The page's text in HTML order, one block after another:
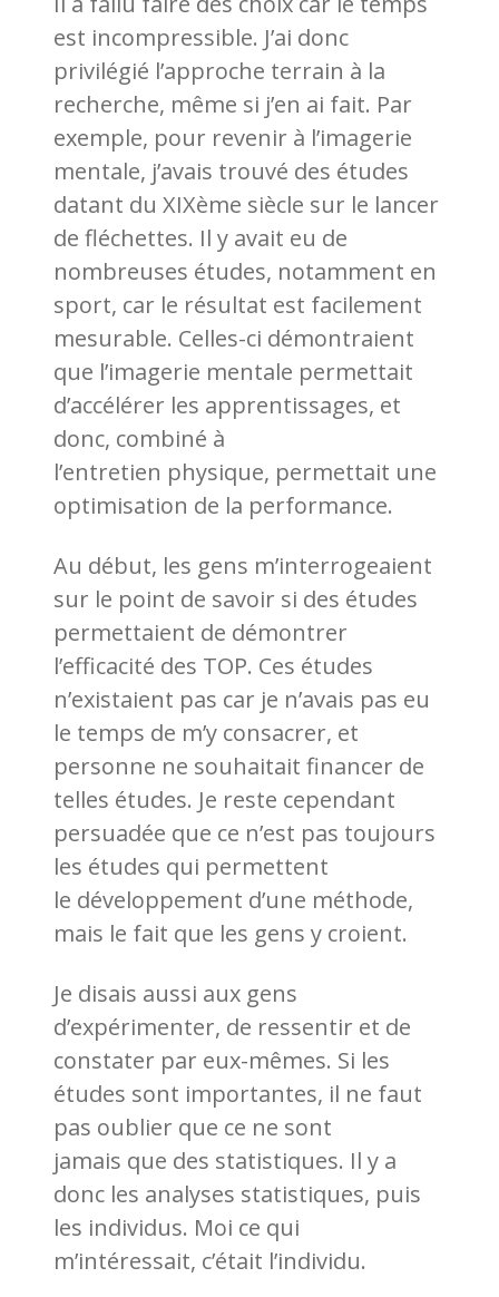
est incompressible. J’ai donc
privilégié l’approche terrain à la
recherche, même si j’en ai fait. Par
exemple, pour revenir à l’imagerie
mentale, j’avais trouvé des études
datant du XIXème siècle sur le lancer
de fléchettes. Il y avait eu de
nombreuses études, notamment en
sport, car le résultat est facilement
mesurable. Celles-ci démontraient
que l’imagerie mentale permettait
d’accélérer les apprentissages, et
donc, combiné à
l’entretien physique, permettait une
optimisation de la performance.
Au début, les gens m’interrogeaient
sur le point de savoir si des études
permettaient de démontrer
l’efficacité des TOP. Ces études
n’existaient pas car je n’avais pas eu
le temps de m’y consacrer, et
personne ne souhaitait financer de
telles études. Je reste cependant
persuadée que ce n’est pas toujours
les études qui permettent
le développement d’une méthode,
mais le fait que les gens y croient.
Je disais aussi aux gens
d’expérimenter, de ressentir et de
constater par eux-mêmes. Si les
études sont importantes, il ne faut
pas oublier que ce ne sont
jamais que des statistiques. Il y a
donc les analyses statistiques, puis
les individus. Moi ce qui
m’intéressait, c’était l’individu.